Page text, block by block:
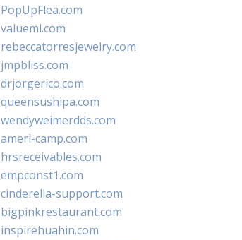
PopUpFlea.com
valueml.com
rebeccatorresjewelry.com
jmpbliss.com
drjorgerico.com
queensushipa.com
wendyweimerdds.com
ameri-camp.com
hrsreceivables.com
empconst1.com
cinderella-support.com
bigpinkrestaurant.com
inspirehuahin.com